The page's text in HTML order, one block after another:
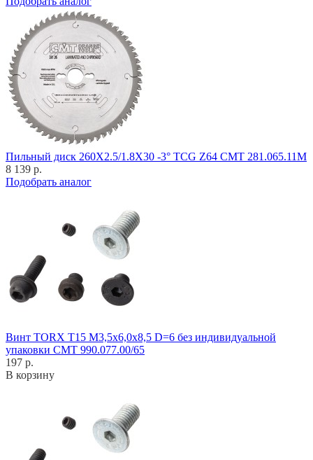
Пильный диск 260X2.5/1.8X30 -3° TCG Z64 CMT 281.065.11M
8 139 р.
Подобрать аналог
Винт TORX T15 M3,5x6,0x8,5 D=6 без индивидуальной
упаковки CMT 990.077.00/65
197 р.
В корзину